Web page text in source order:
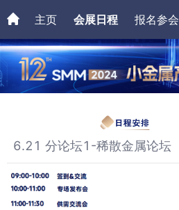
主页 会展日程 报名参会
6.21 分论坛1-稀散金属论坛